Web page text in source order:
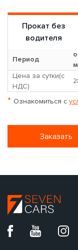
Прокат без
водителя
Период
Цена за сутки(с
НДС)
* Ознакомиться с
Заказать